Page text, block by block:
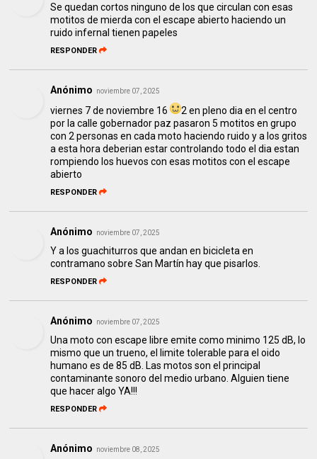
Se quedan cortos ninguno de los que circulan con esas
motitos de mierda con el escape abierto haciendo un
ruido infernal tienen papeles
RESPONDER
Anónimo noviembre 07, 2025
viernes 7 de noviembre 16
2 en pleno dia en el centro
por la calle gobernador paz pasaron 5 motitos en grupo
con 2 personas en cada moto haciendo ruido y a los gritos
a esta hora deberian estar controlando todo el dia estan
rompiendo los huevos con esas motitos con el escape
abierto
RESPONDER
Anónimo noviembre 07, 2025
Y a los guachiturros que andan en bicicleta en
contramano sobre San Martín hay que pisarlos.
RESPONDER
Anónimo noviembre 07, 2025
Una moto con escape libre emite como minimo 125 dB, lo
mismo que un trueno, el limite tolerable para el oido
humano es de 85 dB. Las motos son el principal
contaminante sonoro del medio urbano. Alguien tiene
que hacer algo YA!!!
RESPONDER
Anónimo noviembre 08, 2025